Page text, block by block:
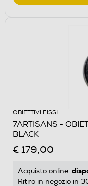
OBIETTIVI FISSI
7ARTISANS -
BLACK
€ 179,00
Acquisto online:
Ritiro in negozio in